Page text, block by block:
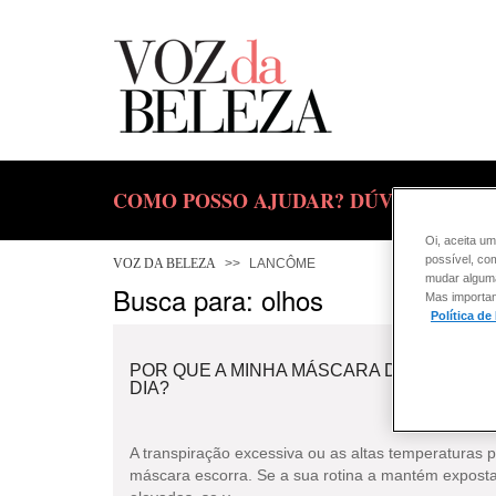
COMO POSSO AJUDAR? DÚVIDAS
VOZ DA BELEZA LANCÔME
Busca para: olhos
POR QUE A MINHA MÁSCARA DE CÍLIOS
DIA?
A transpiração excessiva ou as altas temperaturas
máscara escorra. Se a sua rotina a mantém
Oi, aceita
possível,
mudar
Mas
Política de